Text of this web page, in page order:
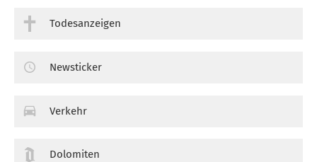
Todesanzeigen
Newsticker
Verkehr
Dolomiten